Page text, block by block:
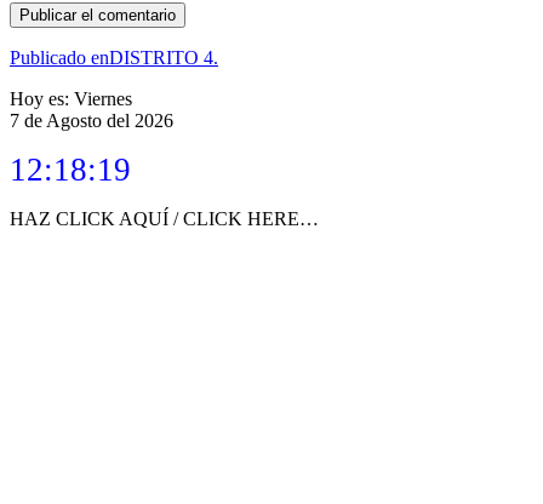
Navegación
de
entradas
Publicado enDISTRITO 4.
Hoy es: Viernes
7 de Agosto del 2026
12:18:19
HAZ CLICK AQUÍ / CLICK HERE…